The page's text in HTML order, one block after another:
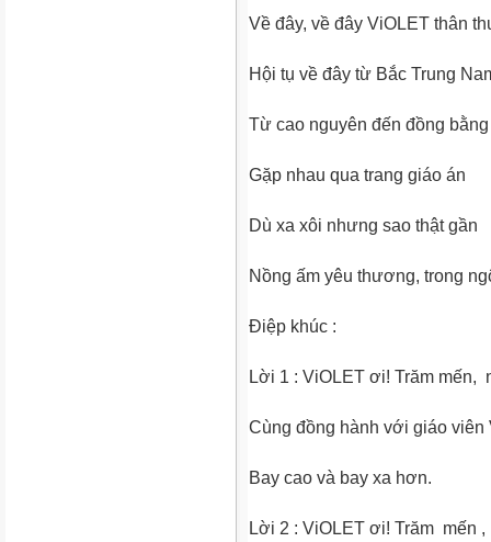
Về đây, về đây ViOLET thân
Hội tụ về đây từ Bắc Trung
Từ cao nguyên đến đồng bằng
Gặp nhau qua trang giáo án
Dù xa xôi nhưng sao thật gần
Nồng ấm yêu thương, trong
Điệp khúc :
Lời 1 : ViOLET ơi! Trăm mến,
Cùng đồng hành với giáo viên
Bay cao và bay xa hơn.
Lời 2 : ViOLET ơi! Trăm mến